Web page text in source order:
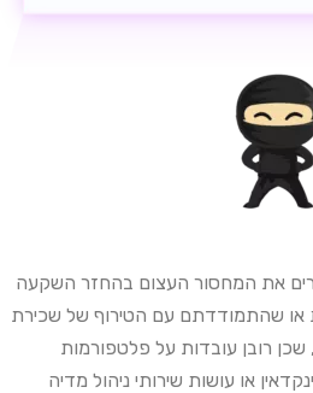
את המחסור העצום בהחזר השקעה
או שהתמודדתם עם הטירוף של שכירת
רובן עובדות על פלטפורמות
או עושות שירותי ניהול מדיה